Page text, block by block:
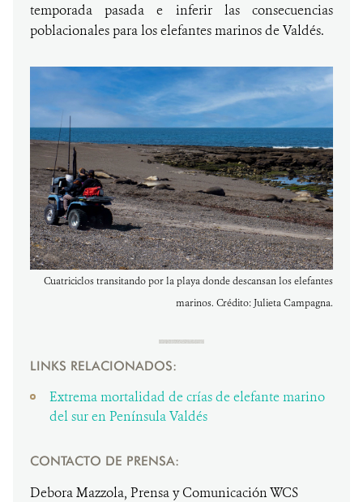
temporada pasada e inferir las consecuencias
poblacionales para los elefantes marinos de Valdés.
Cuatriciclos transitando por la playa donde descansan los elefantes
marinos. Crédito: Julieta Campagna.
LINKS RELACIONADOS:
Extrema mortalidad de crías de elefante marino
del sur en Península Valdés
CONTACTO DE PRENSA:
Debora Mazzola, Prensa y Comunicación WCS